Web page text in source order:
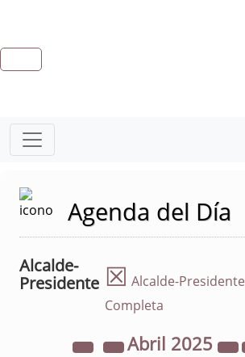
Agenda del Día
Alcalde-
Presidente ☒ Alcalde-Presidente
Completa
Abril 2025